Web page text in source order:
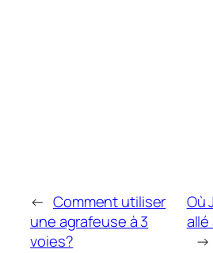
← Comment utiliser
une agrafeuse à 3
voies?
Où
allé
→